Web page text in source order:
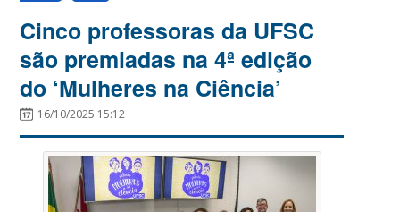
Cinco professoras da UFSC
são premiadas na 4ª edição
do ‘Mulheres na Ciência’
16/10/2025 15:12